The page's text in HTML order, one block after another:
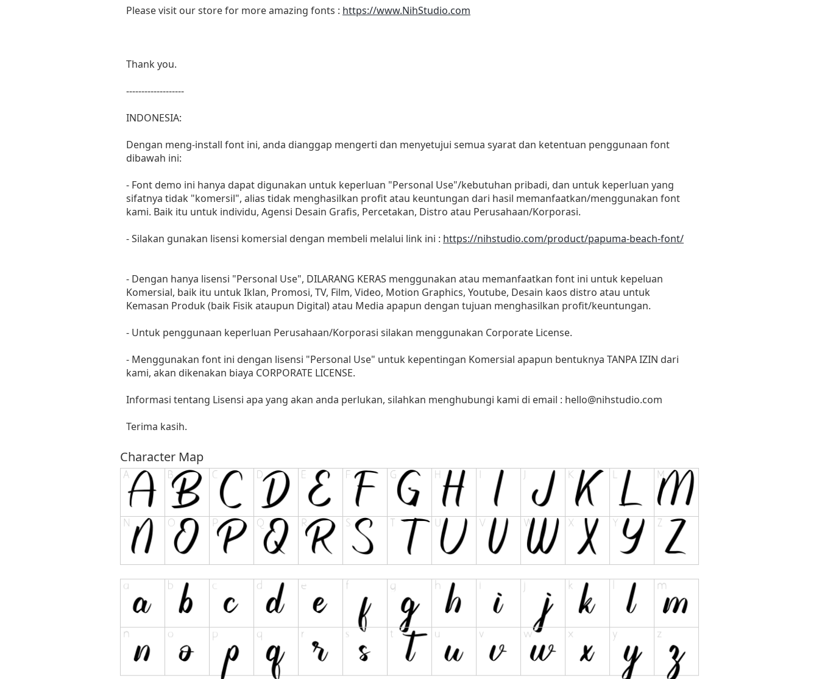
Please visit our store for more amazing fonts : https://www.NihStudio.com
Thank you.
-------------------
INDONESIA:
Dengan meng-install font ini, anda dianggap mengerti dan menyetujui semua syarat dan ketentuan penggunaan font
dibawah ini:
- Font demo ini hanya dapat digunakan untuk keperluan "Personal Use"/kebutuhan pribadi, dan untuk keperluan yang
sifatnya tidak "komersil", alias tidak menghasilkan profit atau keuntungan dari hasil memanfaatkan/menggunakan font
kami. Baik itu untuk individu, Agensi Desain Grafis, Percetakan, Distro atau Perusahaan/Korporasi.
- Silakan gunakan lisensi komersial dengan membeli melalui link ini : https://nihstudio.com/product/papuma-beach-font/
- Dengan hanya lisensi "Personal Use", DILARANG KERAS menggunakan atau memanfaatkan font ini untuk kepeluan
Komersial, baik itu untuk Iklan, Promosi, TV, Film, Video, Motion Graphics, Youtube, Desain kaos distro atau untuk
Kemasan Produk (baik Fisik ataupun Digital) atau Media apapun dengan tujuan menghasilkan profit/keuntungan.
- Untuk penggunaan keperluan Perusahaan/Korporasi silakan menggunakan Corporate License.
- Menggunakan font ini dengan lisensi "Personal Use" untuk kepentingan Komersial apapun bentuknya TANPA IZIN dari
kami, akan dikenakan biaya CORPORATE LICENSE.
Informasi tentang Lisensi apa yang akan anda perlukan, silahkan menghubungi kami di email : hello@nihstudio.com
Terima kasih.
Character Map